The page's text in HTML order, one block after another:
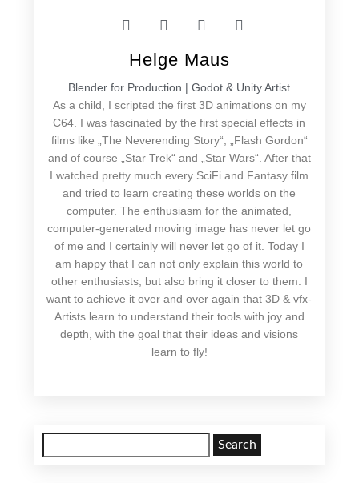
Helge Maus
Blender for Production | Godot & Unity Artist
As a child, I scripted the first 3D animations on my
C64. I was fascinated by the first special effects in
films like „The Neverending Story“, „Flash Gordon“
and of course „Star Trek“ and „Star Wars“. After that
I watched pretty much every SciFi and Fantasy film
and tried to learn creating these worlds on the
computer. The enthusiasm for the animated,
computer-generated moving image has never let go
of me and I certainly will never let go of it. Today I
am happy that I can not only explain this world to
other enthusiasts, but also bring it closer to them. I
want to achieve it over and over again that 3D & vfx-
Artists learn to understand their tools with joy and
depth, with the goal that their ideas and visions
learn to fly!
for: